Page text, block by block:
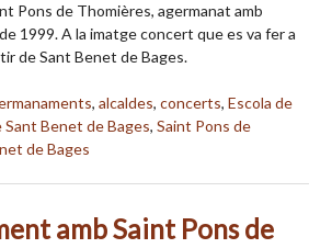
Pons de Thomières, agermanat amb
1999. A la imatge concert que es va fer a
de Sant Benet de Bages.
, alcaldes, concerts, Escola de
Benet de Bages, Saint Pons de
de Bages
amb Saint Pons de